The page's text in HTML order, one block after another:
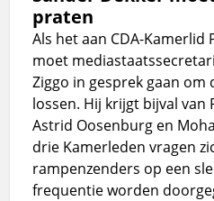
praten
Als het aan CDA-Kamerlid
moet
Ziggo in gesprek gaan
lossen. Hij krijgt bijval van
Astrid Oosenburg en
drie Kamerleden vragen
rampenzenders op een
frequentie worden